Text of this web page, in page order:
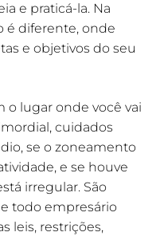
e praticá-la. Na
é diferente, onde
e objetivos do seu
o lugar onde você vai
cuidados
se o zoneamento
e se houve
irregular. São
todo empresário
leis, restrições,